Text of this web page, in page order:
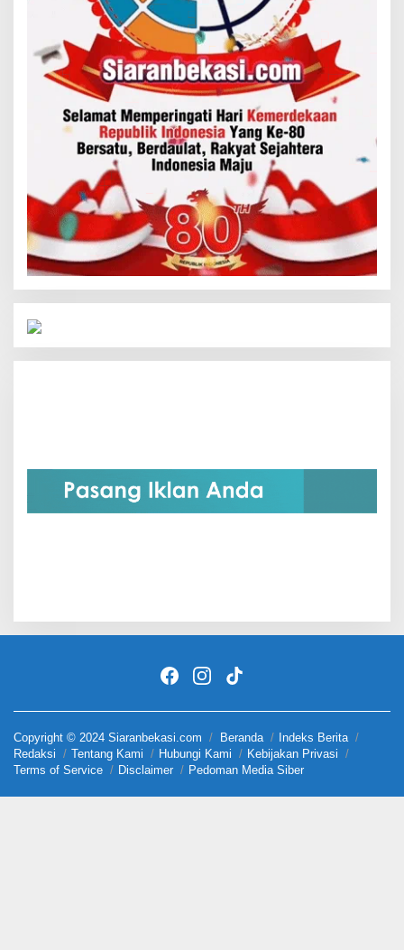
Copyright © 2024 Siaranbekasi.com Beranda
Indeks Berita
Redaksi
Tentang Kami Hubungi Kami
Kebijakan Privasi
Terms of Service
Disclaimer Pedoman Media Siber